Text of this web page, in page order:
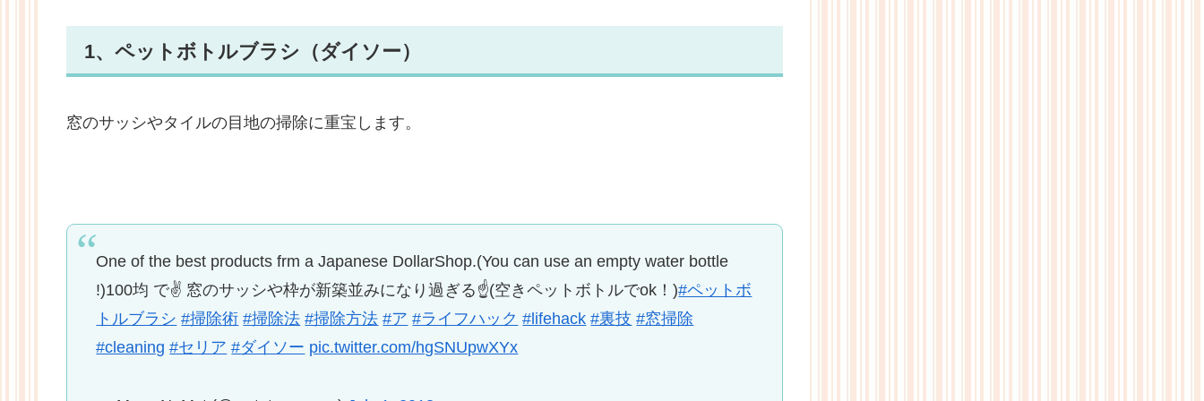
1、ペットボトルブラシ（ダイソー）
窓のサッシやタイルの目地の掃除に重宝します。
One of the best products frm a Japanese DollarShop.(You can use an empty water bottle
!)100均 で✌ 窓のサッシや枠が新築並みになり過ぎる☝(空きペットボトルでok！)#ペットボ
トルブラシ #掃除術 #掃除法 #掃除方法 #ア #ライフハック #lifehack #裏技 #窓掃除
#cleaning #セリア #ダイソー pic.twitter.com/hgSNUpwXYx